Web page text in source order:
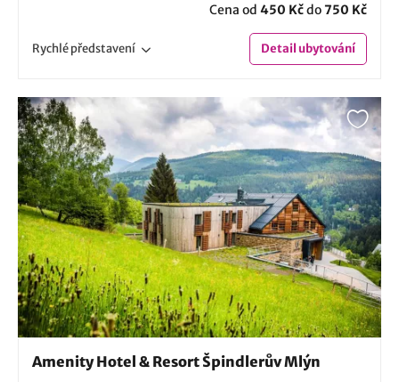
Cena od 450 Kčdo750 Kč
Rychlépředstavení Detailubytování
Amenity Hotel & Resort Špindlerův Mlýn